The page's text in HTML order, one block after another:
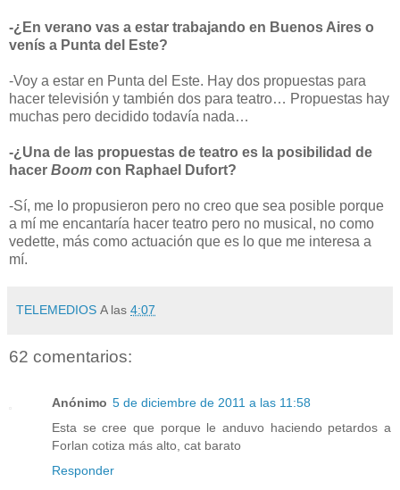
-¿En verano vas a estar trabajando en Buenos Aires o
venís a Punta del Este?
-Voy a estar en Punta del Este. Hay dos propuestas para
hacer televisión y también dos para teatro… Propuestas hay
muchas pero decidido todavía nada…
-¿Una de las propuestas de teatro es la posibilidad de
hacer Boom con Raphael Dufort?
-Sí, me lo propusieron pero no creo que sea posible porque
a mí me encantaría hacer teatro pero no musical, no como
vedette, más como actuación que es lo que me interesa a
mí.
TELEMEDIOS A las 4:07
62 comentarios:
Anónimo 5 de diciembre de 2011 a las 11:58
Esta se cree que porque le anduvo haciendo petardos a
Forlan cotiza más alto, cat barato
Responder